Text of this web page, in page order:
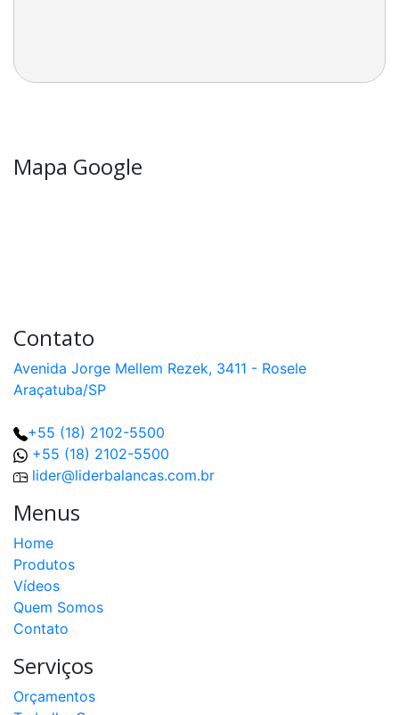
Mapa Google
Contato
Avenida Jorge Mellem Rezek, 3411 - Rosele
Araçatuba/SP
+55 (18) 2102-5500
+55 (18) 2102-5500
lider@liderbalancas.com.br
Menus
Home
Produtos
Vídeos
Quem Somos
Contato
Serviços
Orçamentos